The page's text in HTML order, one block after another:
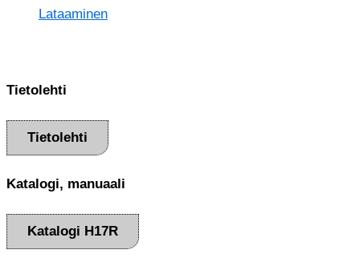
Lataaminen
Tietolehti
Tietolehti
Katalogi, manuaali
Katalogi H17R